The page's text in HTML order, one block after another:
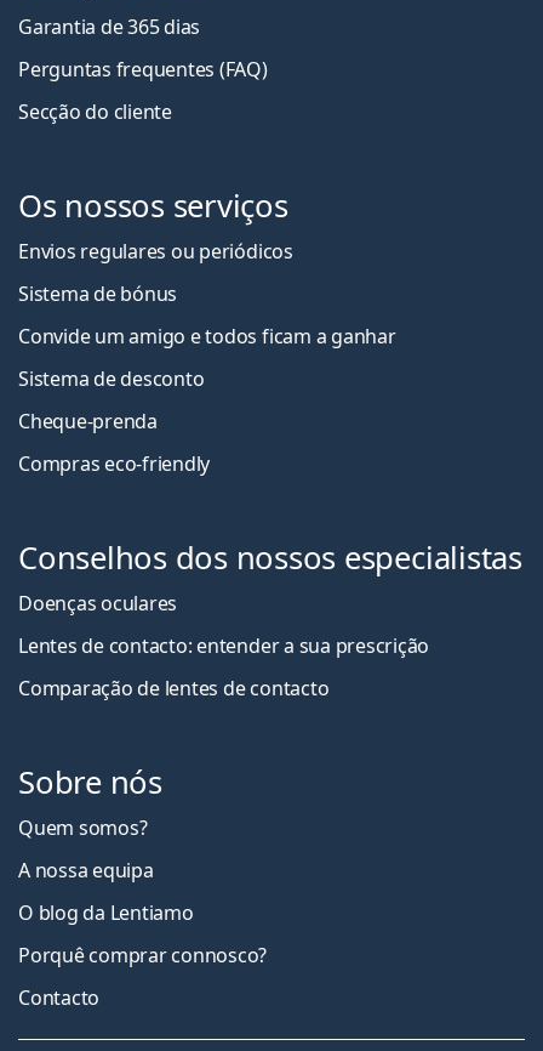
Garantia de 365 dias
Perguntas frequentes (FAQ)
Secção do cliente
Os nossos serviços
Envios regulares ou periódicos
Sistema de bónus
Convide um amigo e todos ficam a ganhar
Sistema de desconto
Cheque-prenda
Compras eco-friendly
Conselhos dos nossos especialistas
Doenças oculares
Lentes de contacto: entender a sua prescrição
Comparação de lentes de contacto
Sobre nós
Quem somos?
A nossa equipa
O blog da Lentiamo
Porquê comprar connosco?
Contacto